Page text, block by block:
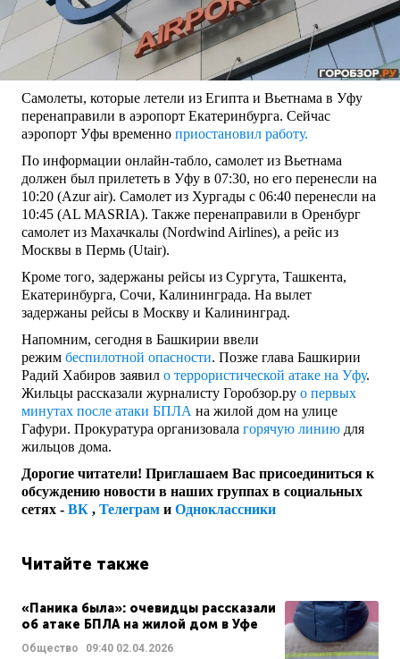
Самолеты, которые летели из Египта и Вьетнама в Уфу
перенаправили в аэропорт Екатеринбурга. Сейчас
аэропорт Уфы временно приостановил работу.
По информации онлайн-табло, самолет из Вьетнама
должен был прилететь в Уфу в 07:30, но его перенесли на
10:20 (Azur air). Самолет из Хургады с 06:40 перенесли на
10:45 (AL MASRIA). Также перенаправили в Оренбург
самолет из Махачкалы (Nordwind Airlines), а рейс из
Москвы в Пермь (Utair).
Кроме того, задержаны рейсы из Сургута, Ташкента,
Екатеринбурга, Сочи, Калининграда. На вылет
задержаны рейсы в Москву и Калининград.
Напомним, сегодня в Башкирии ввели
режим беспилотной опасности. Позже глава Башкирии
Радий Хабиров заявил о террористической атаке на Уфу.
Жильцы рассказали журналисту Горобзор.ру о первых
минутах после атаки БПЛА на жилой дом на улице
Гафури. Прокуратура организовала горячую линию для
жильцов дома.
Дорогие читатели! Приглашаем Вас присоединиться к
обсуждению новости в наших группах в социальных
сетях - ВК , Телеграм и Одноклассники
Читайте также
«Паника была»: очевидцы рассказали
об атаке БПЛА на жилой дом в Уфе
Общество 09:40 02.04.2026